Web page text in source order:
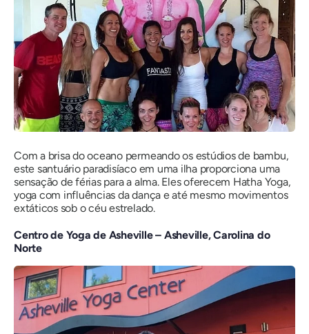
Com a brisa do oceano permeando os estúdios de bambu,
este santuário paradisíaco em uma ilha proporciona uma
sensação de férias para a alma. Eles oferecem Hatha Yoga,
yoga com influências da dança e até mesmo movimentos
extáticos sob o céu estrelado.
Centro de Yoga de Asheville – Asheville, Carolina do
Norte